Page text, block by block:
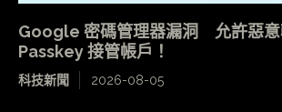
Google 密碼管理器漏洞 允許惡意
Passkey 接管帳戶！
科技新聞 2026-08-05